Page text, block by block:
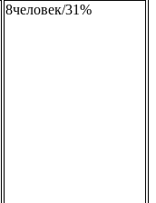
8человек/31%